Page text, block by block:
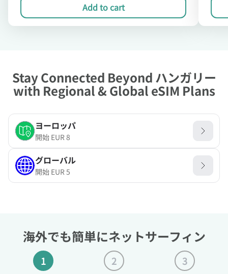
Add to cart
Stay Connected Beyond ハンガリー
with Regional & Global eSIM Plans
ヨーロッパ
開始 EUR8
グローバル
開始 EUR5
海外でも簡単にネットサーフィン
1 2 3